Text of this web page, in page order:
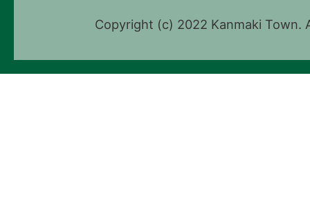
Copyright (c) 2022 Kanmaki Town.